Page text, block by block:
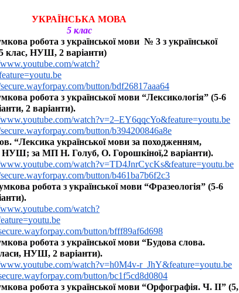
УКРАЇНСЬКА МОВА
5 клас
робота з української мови  № 3 з української
клас, НУШ, 2 варіанти)
watch?
button/bdf26817aaa64
робота з української мови “Лексикологія” (5-6
2 варіанти).
watch?v=2–EY6qqcYo&feature=youtu.be
button/b394200846a8e
“Лексика української мови за походженням,
за МП Н. Голуб, О. Горошкіної,2 варіанти).
watch?v=TD4JnrCycKs&feature=youtu.be
button/b461ba7b6f2c3
робота з української мови “Фразеологія” (5-6
watch?
button/bfff89af6d698
робота з української мови “Будова слова.
НУШ, 2 варіанти).
watch?v=h0M4v-r_JhY&feature=youtu.be
button/bc1f5cd8d0804
робота з української мови “Орфографія. Ч. ІІ” (5,